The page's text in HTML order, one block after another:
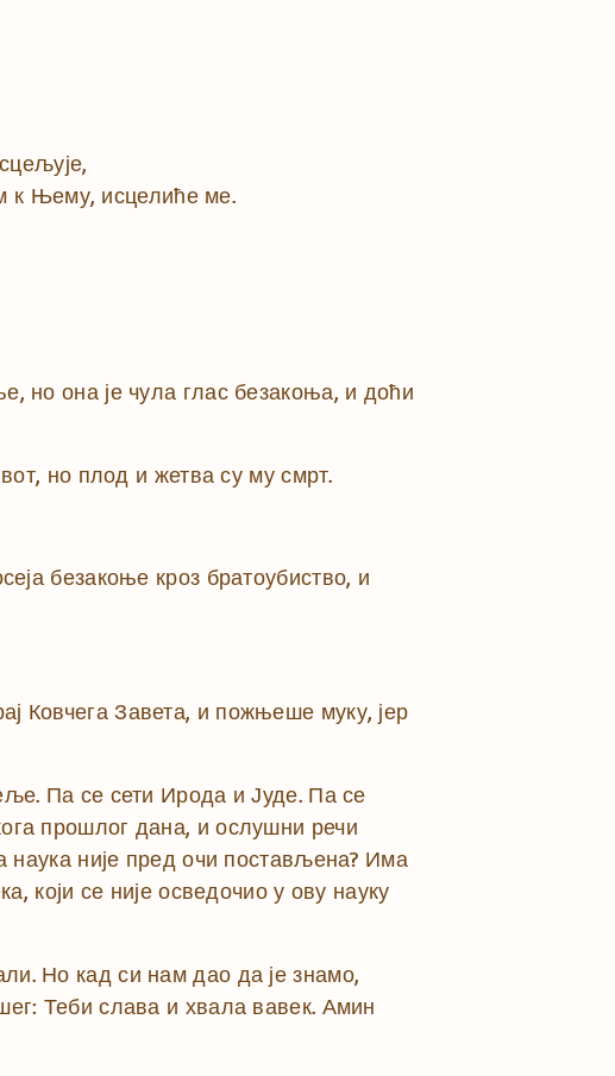
к Њему, исцелиће ме.
но она је чула глас безакоња, и доћи
но плод и жетва су му смрт.
безакоње кроз братоубиство, и
Ковчега Завета, и пожњеше муку, јер
Па се сети Ирода и Јуде. Па се
прошлог дана, и ослушни речи
наука није пред очи постављена? Има
који се није осведочио у ову науку
Но кад си нам дао да је знамо,
Теби слава и хвала вавек. Амин